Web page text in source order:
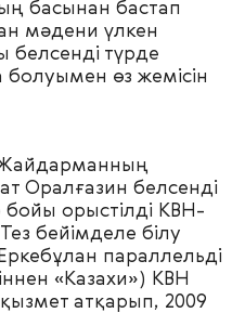
басынан бастап
мәдени үлкен
түрде
болуымен өз жемісін
Оралғазин белсенді
орыстілді КВН-
бейімделе білу
параллельді
«Казахи») КВН
атқарып, 2009